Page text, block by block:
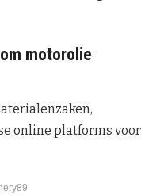
motorolie
online platforms voor